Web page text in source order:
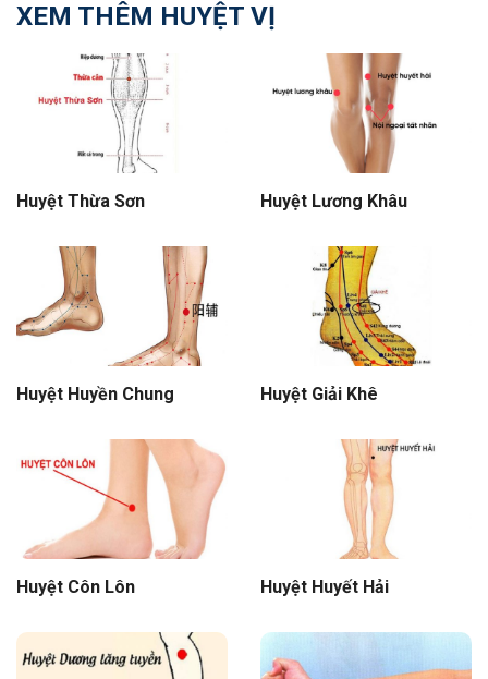
XEM THÊM HUYỆT VỊ
Huyệt Thừa Sơn Huyệt Lương Khâu
Huyệt Huyền Chung Huyệt Giải Khê
Huyệt Côn Lôn Huyệt Huyết Hải